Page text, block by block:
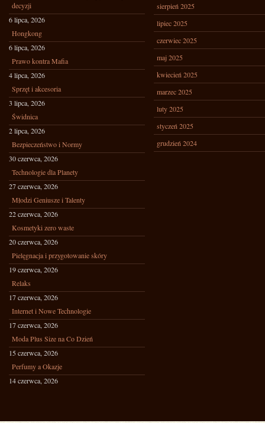
decyzji
6 lipca, 2026
Hongkong
6 lipca, 2026
Prawo kontra Mafia
4 lipca, 2026
Sprzęt i akcesoria
3 lipca, 2026
Świdnica
2 lipca, 2026
Bezpieczeństwo i Normy
30 czerwca, 2026
Technologie dla Planety
27 czerwca, 2026
Młodzi Geniusze i Talenty
22 czerwca, 2026
Kosmetyki zero waste
20 czerwca, 2026
Pielęgnacja i przygotowanie skóry
19 czerwca, 2026
Relaks
17 czerwca, 2026
Internet i Nowe Technologie
17 czerwca, 2026
Moda Plus Size na Co Dzień
15 czerwca, 2026
Perfumy a Okazje
14 czerwca, 2026
sierpień 2025
lipiec 2025
czerwiec 2025
maj 2025
kwiecień 2025
marzec 2025
luty 2025
styczeń 2025
grudzień 2024